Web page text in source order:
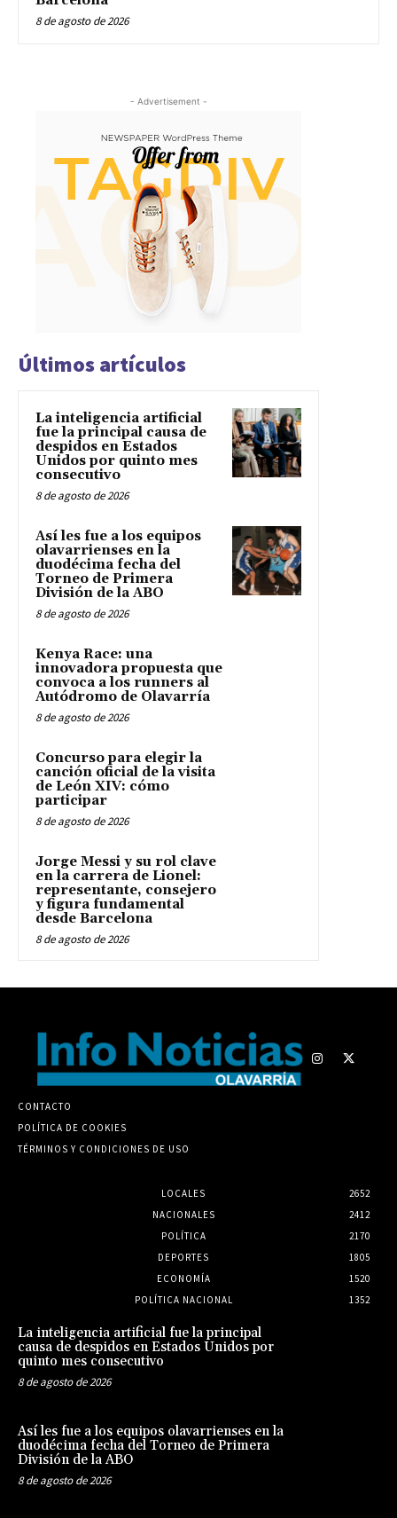
8 de agosto de 2026
- Advertisement -
Últimos artículos
La inteligencia artificial
fue la principal causa de
despidos en Estados
Unidos por quinto mes
consecutivo
8 de agosto de 2026
Así les fue a los equipos
olavarrienses en la
duodécima fecha del
Torneo de Primera
División de la ABO
8 de agosto de 2026
Kenya Race: una
innovadora propuesta que
convoca a los runners al
Autódromo de Olavarría
8 de agosto de 2026
Concurso para elegir la
canción oficial de la visita
de León XIV: cómo
participar
8 de agosto de 2026
Jorge Messi y su rol clave
en la carrera de Lionel:
representante, consejero
y figura fundamental
desde Barcelona
8 de agosto de 2026
CONTACTO
POLÍTICA DE COOKIES
TÉRMINOS Y CONDICIONES DE USO
LOCALES
2652
NACIONALES
2412
POLÍTICA
2170
DEPORTES
1805
ECONOMÍA
1520
POLÍTICA NACIONAL
1352
La inteligencia artificial fue la principal
causa de despidos en Estados Unidos por
quinto mes consecutivo
8 de agosto de 2026
Así les fue a los equipos olavarrienses en la
duodécima fecha del Torneo de Primera
División de la ABO
8 de agosto de 2026